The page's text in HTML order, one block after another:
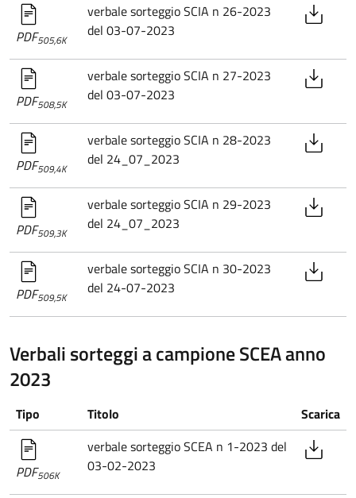
PDF505,6K
verbale sorteggio SCIA n 26-2023
del 03-07-2023
PDF508,5K
verbale sorteggio SCIA n 27-2023
del 03-07-2023
PDF509,4K
verbale sorteggio SCIA n 28-2023
del 24_07_2023
PDF509,3K
verbale sorteggio SCIA n 29-2023
del 24_07_2023
PDF509,5K
verbale sorteggio SCIA n 30-2023
del 24-07-2023
Verbali sorteggi a campione SCEA anno
2023
Tipo Titolo Scarica
PDF506K
verbale sorteggio SCEA n 1-2023 del
03-02-2023